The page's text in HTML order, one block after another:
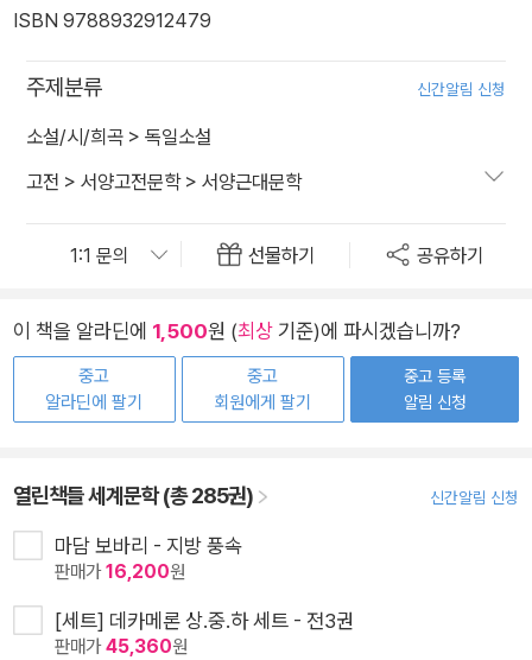
ISBN 9788932912479
주제분류 신간알림 신청
소설/시/희곡 > 독일소설
고전 > 서양고전문학> 서양근대문학
선물하기 공유하기
이 책을 알라딘에 1,500원 (최상 기준)에 파시겠습니까?
중고
알라딘에 팔기
중고
회원에게 팔기
중고 등록
알림 신청
열린책들 세계문학 (총 285권) 신간알림 신청
마담 보바리 - 지방 풍속
판매가16,200원
[세트] 데카메론 상.중.하 세트 - 전3권
판매가45,360원